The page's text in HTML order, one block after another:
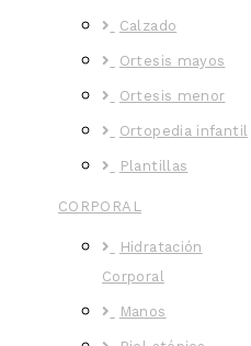
Calzado
Ortesis mayos
Ortesis menor
Ortopedia infantil
Plantillas
CORPORAL
Hidratación
Corporal
Manos